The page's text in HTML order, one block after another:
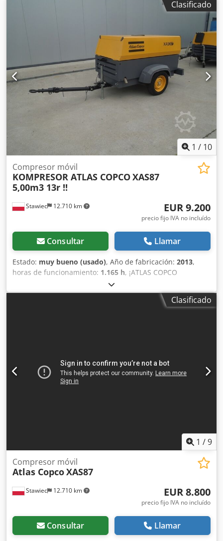
trabajo 7 Bar; año de fabricación 2018; Motor KUBOTA
48585 zł A continuación se muestra un enlace a un vídeo
que muestra cómo funciona la máquina
Clasificado
1 / 10
Stawiec 12.710 km
Compresor móvil
KOMPRESOR ATLAS COPCOXAS87
5,00m3 13r !!
EUR 9.200
precio fijo IVA no incluído
Consultar Llamar
Estado: muy bueno (usado), Año de fabricación: 2013,
horas de funcionamiento: 1.165 h, ¡ATLAS COPCO
COMPRESOR XAS87 5,00m3 13r ! DIESEL compresor ATLAS
COPCO XAS87 máquina después del servicio Dedpfxjtu E
Eyj Ai Rock Datos técnicos: capacidad 5.00 m3/min; presión
Clasificado
1 /9
Stawiec 12.710 km
Compresor móvil
Atlas CopcoXAS87
EUR 8.800
precio fijo IVA no incluído
Consultar Llamar